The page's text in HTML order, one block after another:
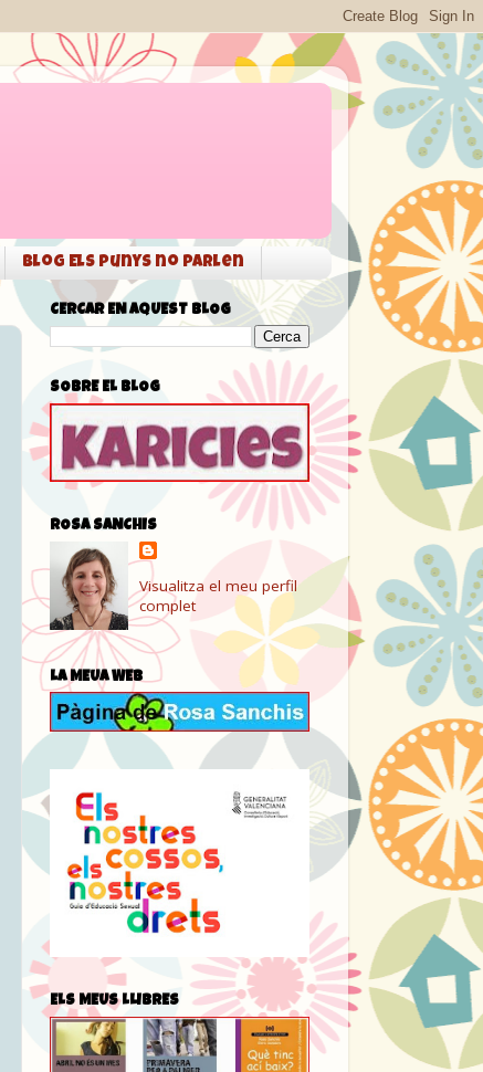
Blog Els punys no parlen
CERCAR EN AQUEST BLOG
SOBRE EL BLOG
ROSA SANCHIS
Visualitza el meu perfil
complet
LA MEUA WEB
ELS MEUS LLIBRES